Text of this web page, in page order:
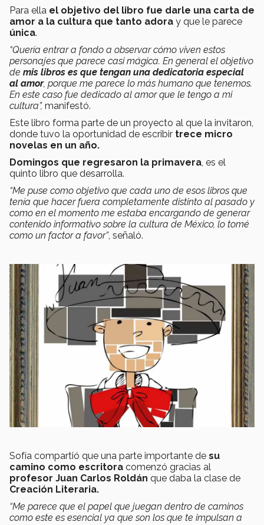
Para ella el objetivo del libro fue darle una carta de
amor a la cultura que tanto adora y que le parece
única.
“Quería entrar a fondo a observar cómo viven estos
personajes que parece casi mágica. En general el objetivo
de mis libros es que tengan una dedicatoria especial
al amor, porque me parece lo más humano que tenemos.
En este caso fue dedicado al amor que le tengo a mi
cultura”, manifestó.
Este libro forma parte de un proyecto al que la invitaron,
donde tuvo la oportunidad de escribir trece micro
novelas en un año.
Domingos que regresaron la primavera, es el
quinto libro que desarrolla.
“Me puse como objetivo que cada uno de esos libros que
tenía que hacer fuera completamente distinto al pasado y
como en el momento me estaba encargando de generar
contenido informativo sobre la cultura de México, lo tomé
como un factor a favor”, señaló.
Sofía compartió que una parte importante de su
camino como escritora comenzó gracias al
profesor Juan Carlos Roldán que daba la clase de
Creación Literaria.
“Me parece que el papel que juegan dentro de caminos
como este es esencial ya que son los que te impulsan a